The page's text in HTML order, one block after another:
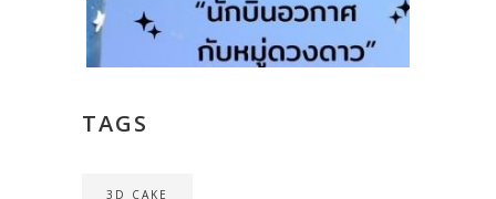
TAGS
3D CAKE